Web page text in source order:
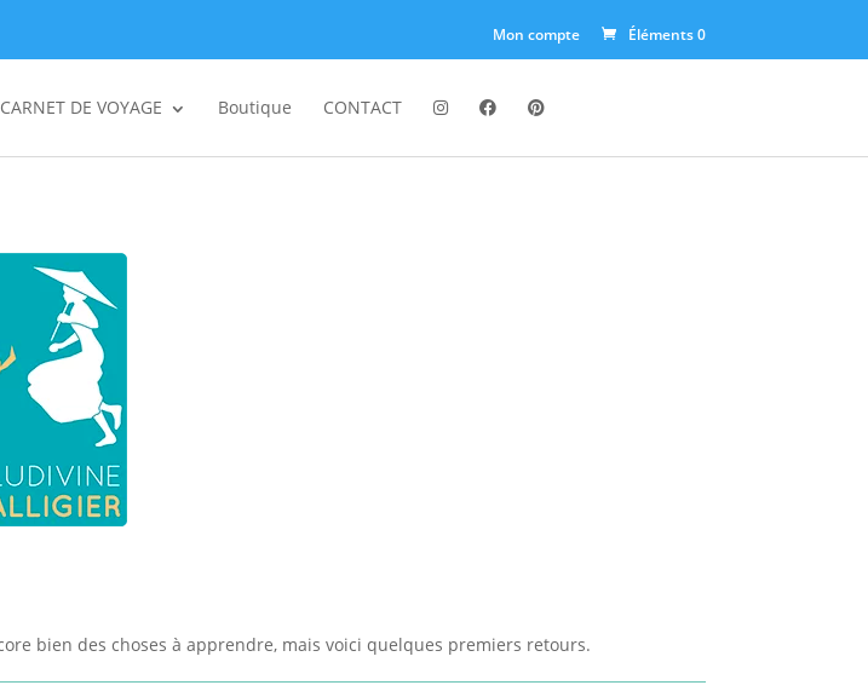
Mon compte Éléments 0
CARNET DE VOYAGE Boutique CONTACT
bien des choses à apprendre, mais voici quelques premiers retours.